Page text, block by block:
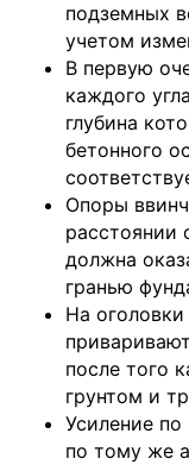
подземных
учетом
В первую
каждого
глубина
бетонного
Опоры
расстоянии
должна
гранью
На
после того
грунтом и
Усиление
по тому же